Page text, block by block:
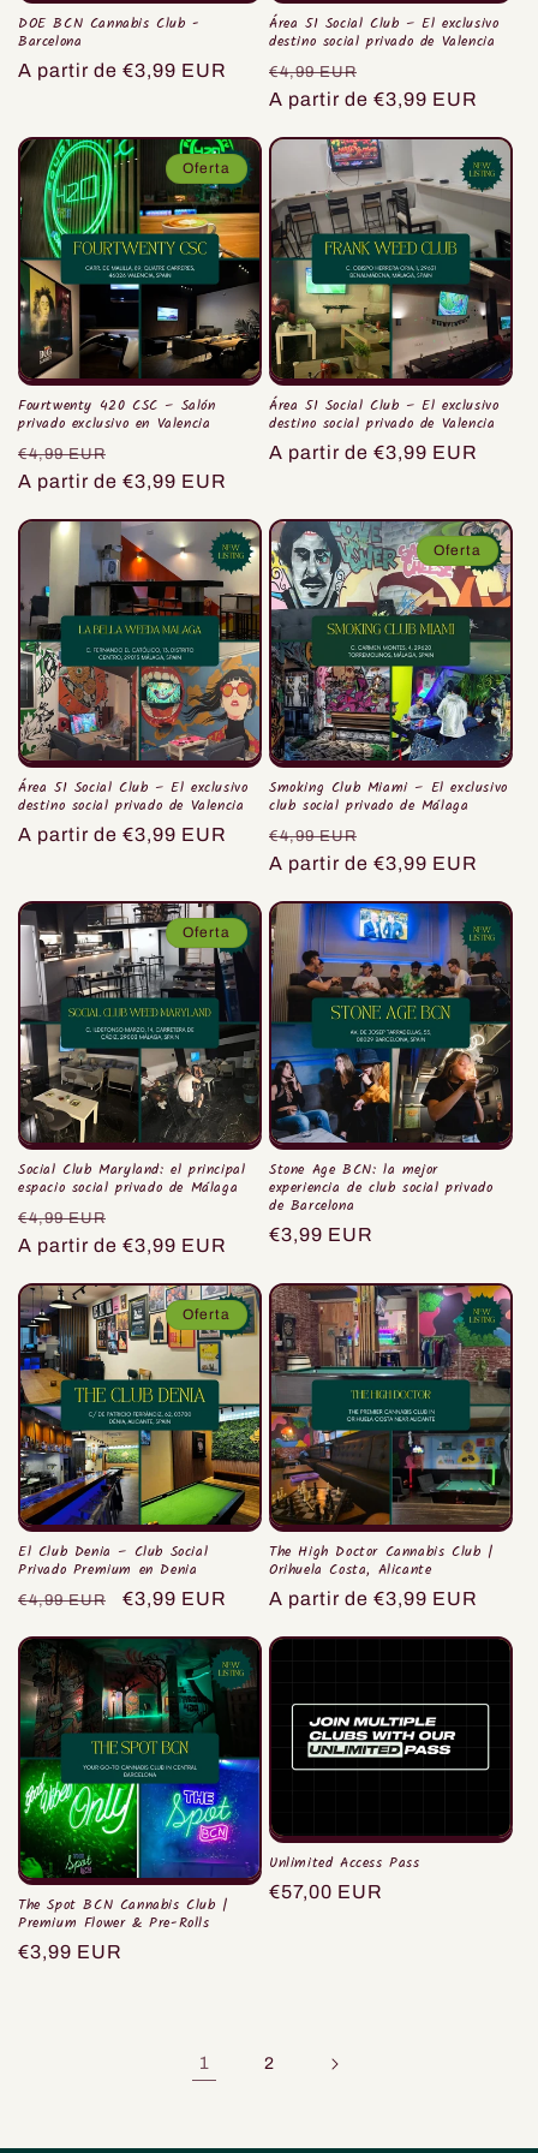
DOE BCN Cannabis Club -
Barcelona
Precio
A partir de €3,99 EUR
Área 51 Social Club – El exclusivo
destino social privado de Valencia
Precio
habitual
€4,99 EUR
de
A partir de €3,99 EUR
Oferta
Fourtwenty 420 CSC – Salón
privado exclusivo en Valencia
Precio
habitual
€4,99 EUR
de
A partir de €3,99 EUR
Área 51 Social Club – El exclusivo
destino social privado de Valencia
Precio
A partir de €3,99 EUR
Área 51 Social Club – El exclusivo
destino social privado de Valencia
Precio
A partir de €3,99 EUR
Oferta
Smoking Club Miami – El exclusivo
club social privado de Málaga
Precio
habitual
€4,99 EUR
de
A partir de €3,99 EUR
Oferta
Social Club Maryland: el principal
espacio social privado de Málaga
Precio
habitual
€4,99 EUR
de
A partir de €3,99 EUR
Stone Age BCN: la mejor
experiencia de club social privado
de Barcelona
Precio
€3,99 EUR
Oferta
El Club Denia – Club Social
Privado Premium en Denia
Precio
€4,99 EUR
Precio
oferta
€3,99 EUR
The High Doctor Cannabis Club |
Orihuela Costa, Alicante
Precio
A partir de €3,99 EUR
The Spot BCN Cannabis Club |
Premium Flower & Pre-Rolls
Precio
€3,99 EUR
Unlimited Access Pass
Precio
€57,00 EUR
1 2